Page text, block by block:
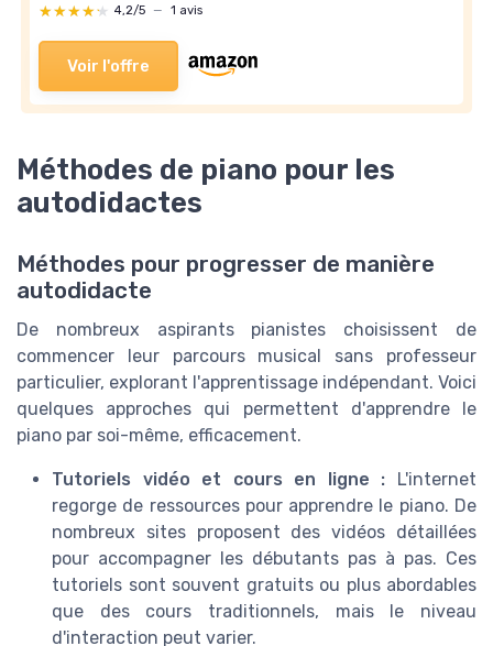
★★★★★
★★★★★ 4,2/5 — 1 avis
Voir l'offre
Méthodes de piano pour les
autodidactes
Méthodes pour progresser de manière
autodidacte
De nombreux aspirants pianistes choisissent de
commencer leur parcours musical sans professeur
particulier, explorant l'apprentissage indépendant. Voici
quelques approches qui permettent d'apprendre le
piano par soi-même, efficacement.
Tutoriels vidéo et cours en ligne : L'internet
regorge de ressources pour apprendre le piano. De
nombreux sites proposent des vidéos détaillées
pour accompagner les débutants pas à pas. Ces
tutoriels sont souvent gratuits ou plus abordables
que des cours traditionnels, mais le niveau
d'interaction peut varier.